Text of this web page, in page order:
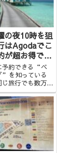
の夜10時を狙
はAgodaでこ
が超お得で
予約できる“ベ
”を知っている
旅行でも数万円
ともあるんで
の経験でわかっ
らに安く予約す
に私が体験した
えします。